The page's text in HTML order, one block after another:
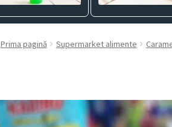
Prima pagină Supermarket alimente